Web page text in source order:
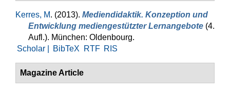
Kerres, M. (2013). Mediendidaktik. Konzeption und
Entwicklung mediengestützter Lernangebote (4.
Aufl.). München: Oldenbourg.
Scholar |
BibTeX RTF RIS
Magazine Article